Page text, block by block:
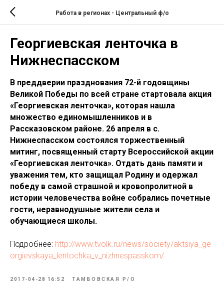
Работа в регионах - Центральный ф/о
Георгиевская ленточка в
Нижнеспасском
В преддверии празднования 72-й годовщины
Великой Победы по всей стране стартовала акция
«Георгиевская ленточка», которая нашла
множество единомышленников и в
Рассказовском районе. 26 апреля в с.
Нижнеспасском состоялся торжественный
митинг, посвященный старту Всероссийской акции
«Георгиевская ленточка». Отдать дань памяти и
уважения тем, кто защищал Родину и одержал
победу в самой страшной и кровопролитной в
истории человечества войне собрались почетные
гости, неравнодушные жители села и
обучающиеся школы.
Подробнее: http://www.tvolk.ru/news/society/aktsiya_ge
orgievskaya_lentochka_v_nizhnespasskom/
2017-04-28 16:52 ТАМБОВСКАЯ Р/О